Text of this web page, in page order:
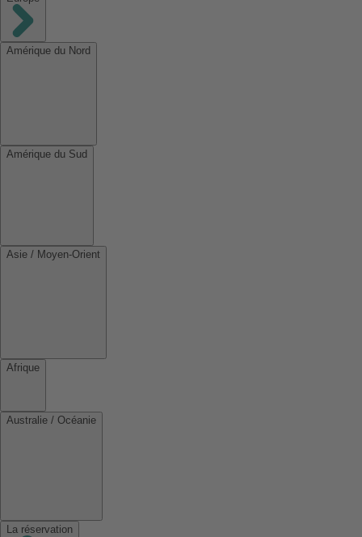
Amérique du Nord
Amérique du Sud
Asie / Moyen-Orient
Afrique
Australie / Océanie
La réservation